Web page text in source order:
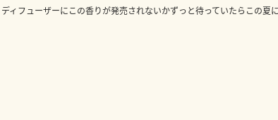
ィフューザーにこの香りが発売されないかずっと待っていたらこの